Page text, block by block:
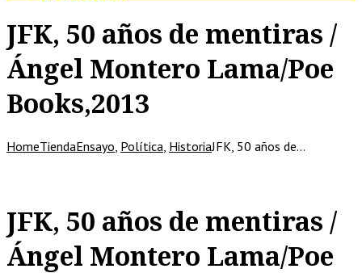
JFK, 50 años de mentiras /
Ángel Montero Lama/Poe
Books,2013
HomeTiendaEnsayo Política HistoriaJFK, 50 años de…
JFK, 50 años de mentiras /
Ángel Montero Lama/Poe